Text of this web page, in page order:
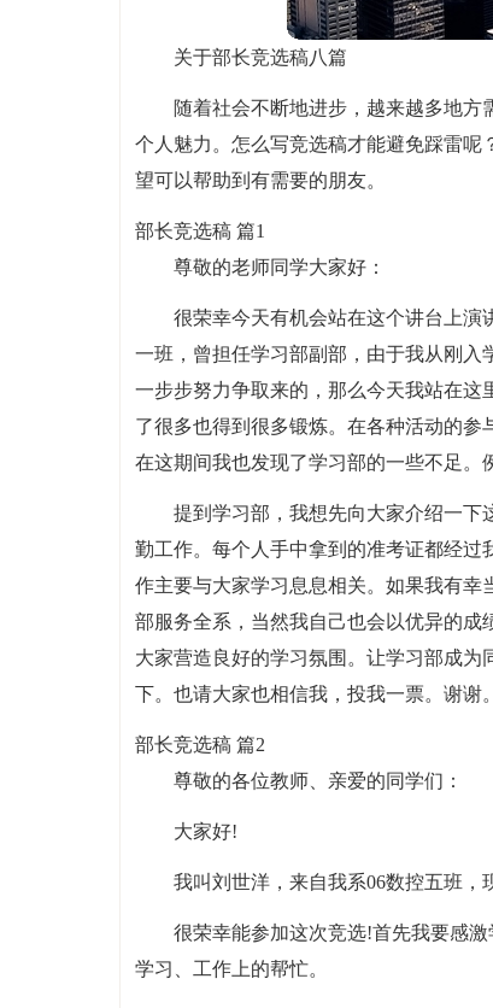
关于部长竞选稿八篇
随着社会不断地进步，越来越多地
个人魅力。怎么写竞选稿才能避免踩雷
望可以帮助到有需要的朋友。
部长竞选稿 篇1
尊敬的老师同学大家好：
很荣幸今天有机会站在这个讲台上
一班，曾担任学习部副部，由于我从刚
一步步努力争取来的，那么今天我站在这
了很多也得到很多锻炼。在各种活动的
在这期间我也发现了学习部的一些不足。
提到学习部，我想先向大家介绍一下
勤工作。每个人手中拿到的准考证都经过
作主要与大家学习息息相关。如果我有幸
部服务全系，当然我自己也会以优异的
大家营造良好的学习氛围。让学习部成
下。也请大家也相信我，投我一票。谢谢。
部长竞选稿 篇2
尊敬的各位教师、亲爱的同学们：
大家好!
我叫刘世洋，来自我系06数控五班，
很荣幸能参加这次竞选!首先我要感
学习、工作上的帮忙。